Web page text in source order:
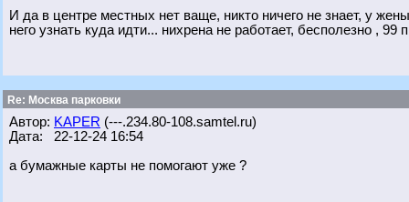
И да в центре местных нет ваще, никто ничего не знает, у
него узнать куда идти... нихрена не работает, бесполезно ,
Re: Москва парковки
Автор: KAPER (---.234.80-108.samtel.ru)
Дата: 22-12-24 16:54
а бумажные карты не помогают уже ?